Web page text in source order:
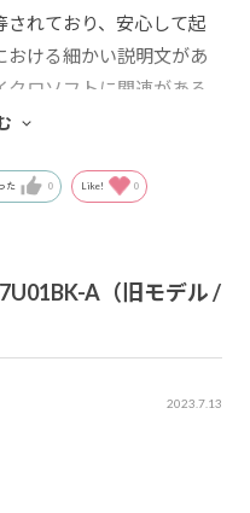
されており、安心して起
ける細かい説明文があ
ロソフトに関連がある
ではないでしょうか
た 0 Like! 0
A（旧モデル /
2023.7.13